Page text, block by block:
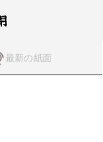
最新の紙面